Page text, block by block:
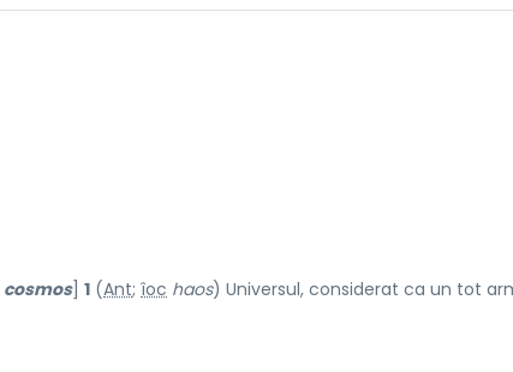
cosmos] 1 (Ant; îoc haos) Universul, considerat ca un tot